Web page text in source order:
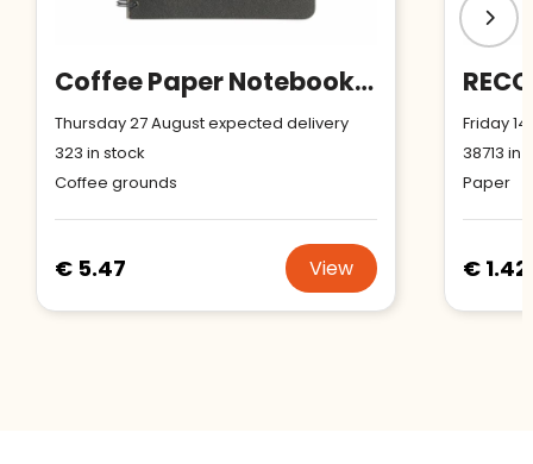
Coffee Paper Notebook Wire-O A5
Thursday 27 August expected delivery
323 in stock
Coffee grounds
€ 5.47 View
Friday
38713 in
Paper
€ 1.42